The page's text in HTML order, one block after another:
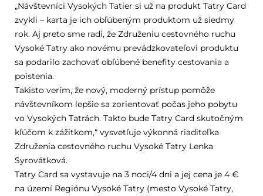
„Návštevníci Vysokých Tatier si už na produkt Tatry Card
zvykli – karta je ich obľúbeným produktom už siedmy
rok. Aj preto sme radi, že Združeniu cestovného ruchu
Vysoké Tatry ako novému prevádzkovateľovi produktu
sa podarilo zachovať obľúbené benefity cestovania a
poistenia.
Takisto verím, že nový, moderný prístup pomôže
návštevníkom lepšie sa zorientovať počas jeho pobytu
vo Vysokých Tatrách. Takto bude Tatry Card skutočným
kľúčom k zážitkom,“ vysvetľuje výkonná riaditeľka
Združenia cestovného ruchu Vysoké Tatry Lenka
Syrovátková.
Tatry Card sa vystavuje na 3 noci/4 dni a jej cena je 4 €
na území Regiónu Vysoké Tatry (mesto Vysoké Tatry,